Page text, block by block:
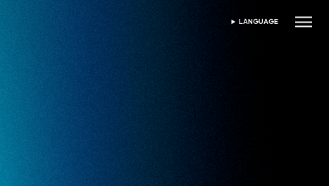
เลือกภาษา
LANGUAGE